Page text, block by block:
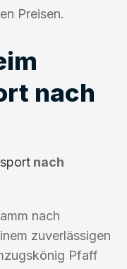
Preisen.
nach
nach
nach
zuverlässigen
Pfaff